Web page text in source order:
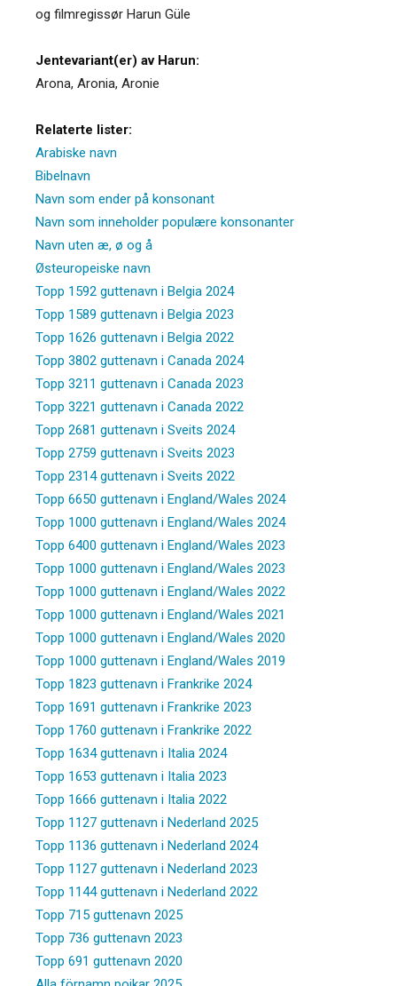
og filmregissør Harun Güle
Jentevariant(er) av Harun:
Arona, Aronia, Aronie
Relaterte lister:
Arabiske navn
Bibelnavn
Navn som ender på konsonant
Navn som inneholder populære konsonanter
Navn uten æ, ø og å
Østeuropeiske navn
Topp 1592 guttenavn i Belgia 2024
Topp 1589 guttenavn i Belgia 2023
Topp 1626 guttenavn i Belgia 2022
Topp 3802 guttenavn i Canada 2024
Topp 3211 guttenavn i Canada 2023
Topp 3221 guttenavn i Canada 2022
Topp 2681 guttenavn i Sveits 2024
Topp 2759 guttenavn i Sveits 2023
Topp 2314 guttenavn i Sveits 2022
Topp 6650 guttenavn i England/Wales 2024
Topp 1000 guttenavn i England/Wales 2024
Topp 6400 guttenavn i England/Wales 2023
Topp 1000 guttenavn i England/Wales 2023
Topp 1000 guttenavn i England/Wales 2022
Topp 1000 guttenavn i England/Wales 2021
Topp 1000 guttenavn i England/Wales 2020
Topp 1000 guttenavn i England/Wales 2019
Topp 1823 guttenavn i Frankrike 2024
Topp 1691 guttenavn i Frankrike 2023
Topp 1760 guttenavn i Frankrike 2022
Topp 1634 guttenavn i Italia 2024
Topp 1653 guttenavn i Italia 2023
Topp 1666 guttenavn i Italia 2022
Topp 1127 guttenavn i Nederland 2025
Topp 1136 guttenavn i Nederland 2024
Topp 1127 guttenavn i Nederland 2023
Topp 1144 guttenavn i Nederland 2022
Topp 715 guttenavn 2025
Topp 736 guttenavn 2023
Topp 691 guttenavn 2020